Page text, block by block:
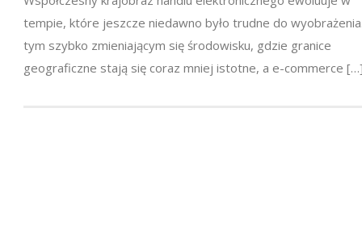
tempie, które jeszcze niedawno było trudne do
tym szybko zmieniającym się środowisku, gdzie granice
geograficzne stają się coraz mniej istotne, a e-commerce